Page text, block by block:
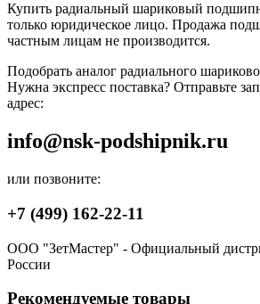
Купить радиальный шариковый
только юридическое лицо. Продажа
частным лицам не производится.
Подобрать аналог радиального
Нужна экспресс поставка? Отправьте
адрес:
info@nsk-podshipnik.ru
или позвоните:
+7 (499) 162-22-11
ООО "ЗетМастер" - Официальный
России
Рекомендуемые товары